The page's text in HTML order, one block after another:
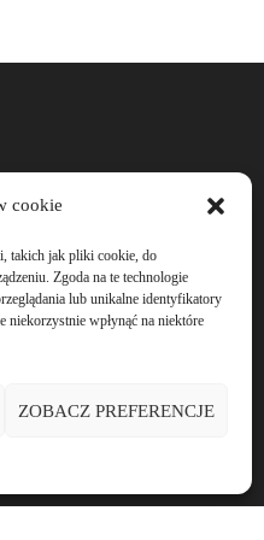
cookie
takich jak pliki cookie, do
Zgoda na te technologie
lub unikalne identyfikatory
wpłynąć na niektóre
ZOBACZ PREFERENCJE